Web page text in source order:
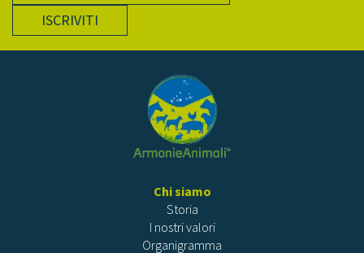
ISCRIVITI
Chi siamo
Storia
I nostri valori
Organigramma